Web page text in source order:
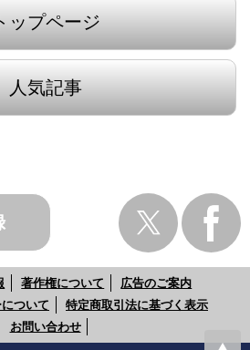
ップページ
人気記事
著作権について
広告のご案内
ついて
特定商取引法に基づく表示
お問い合わせ